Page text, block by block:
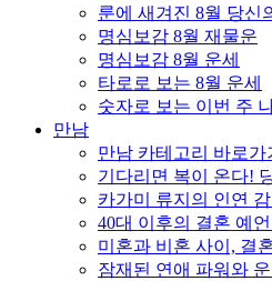
룬에 새겨진 8월 당신
명심보감 8월 재물운
명심보감 8월 운세
타로로 보는 8월 운세
숫자로 보는 이번 주
만남
만남 카테고리 바로가
기다리면 복이 온다!
카가미 류지의 인연
40대 이후의 결혼 예
미혼과 비혼 사이, 결
잠재된 연애 파워와